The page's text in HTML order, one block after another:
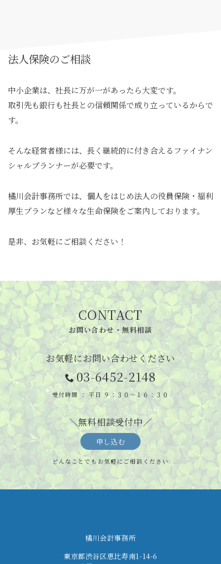
法人保険のご相談
中小企業は、社長に万が一があったら大変です。
取引先も銀行も社長との信頼関係で成り立っているからで
す。
そんな経営者様には、長く継続的に付き合えるファイナン
シャルプランナーが必要です。
橘川会計事務所では、個人をはじめ法人の役員保険・福利
厚生プランなど様々な生命保険をご案内しております。
是非、お気軽にご相談ください！
CONTACT
お問い合わせ・無料相談
お気軽にお問い合わせください
03-6452-2148
受付時間 ： 平日 ９：３０～１６：３０
＼無料相談受付中／
申し込む
どんなことでもお気軽にご相談ください
橘川会計事務所
東京都渋谷区恵比寿南1-14-6